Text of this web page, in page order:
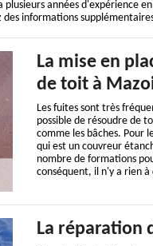
années d'expérience
informations
La mise en
de toit à
Les fuites sont très
possible de résoudre de
comme les bâches. Pour
qui est un couvreur
nombre de formations
conséquent, il n'y a rien
La réparation